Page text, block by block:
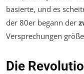
basierte, und es
der 80er begann der
Versprechungen
Die